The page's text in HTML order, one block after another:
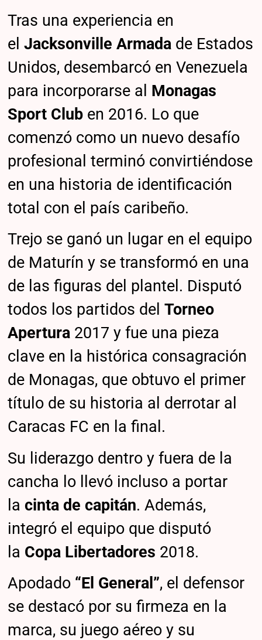
Tras una experiencia en
elJacksonville Armada de Estados
Unidos, desembarcó en Venezuela
para incorporarse al Monagas
Sport Club en 2016. Lo que
comenzó como un nuevo desafío
profesional terminó convirtiéndose
en una historia de identificación
total con el país caribeño.
Trejo se ganó un lugar en el equipo
de Maturín y se transformó en una
de las figuras del plantel. Disputó
todos los partidos delTorneo
Apertura 2017 y fue una pieza
clave en la histórica consagración
de Monagas, que obtuvo el primer
título de su historia al derrotar al
Caracas FC en la final.
Su liderazgo dentro y fuera de la
cancha lo llevó incluso a portar
la cinta de capitán. Además,
integró el equipo que disputó
la Copa Libertadores 2018.
Apodado “El General”, el defensor
se destacó por su firmeza en la
marca, su juego aéreo y su